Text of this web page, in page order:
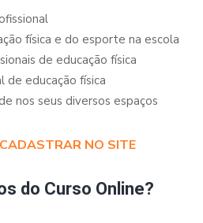
física e do esporte na escola
de educação física
de educação física
nos seus diversos espaços
NO SITE
do Curso Online?